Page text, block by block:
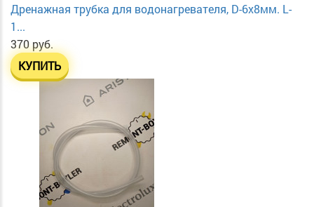
Дренажная трубка для водонагревателя, D-6х8мм. L-
1...
370 руб.
КУПИТЬ